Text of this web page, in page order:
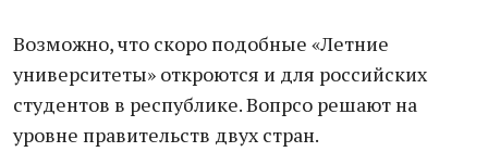
Возможно, что скоро подобные «Летние
университеты» откроются и для российских
студентов в республике. Вопрсо решают на
уровне правительств двух стран.